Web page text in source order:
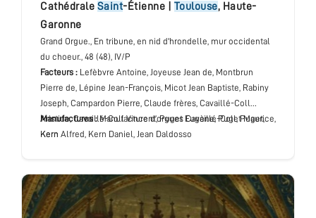
cathédrale Saint-Étienne Toulouse, Haute-
Garonne
Grand Orgue., En tribune, en nid d'hrondelle, mur occidental
du choeur., 48 (48), IV/P
Facteurs :
Lefèbvre Antoine, Joyeuse Jean de, Montbrun
Pierre de, Lépine Jean-François, Micot Jean Baptiste, Rabiny
Joseph, Campardon Pierre, Claude frères, Cavaillé-Coll
Aristide, Cavaillé-Coll Vincent, Puget Eugène, Puget Maurice,
Kern Alfred, Kern Daniel, Jean Daldosso
Manufactures : Manufacture d’orgues Cavaillé-Coll, Puget,
Kern